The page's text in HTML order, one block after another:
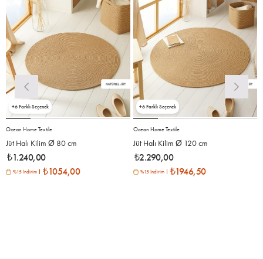
Ocean Home Textile
Jüt Halı Kilim Ø 80 cm
₺1.240,00
%15 İndirim ₺1054,00
6
Ocean Home Textile
Jüt Halı Kilim Ø 120 cm
₺2.290,00
%15 İndirim ₺1946,50
6